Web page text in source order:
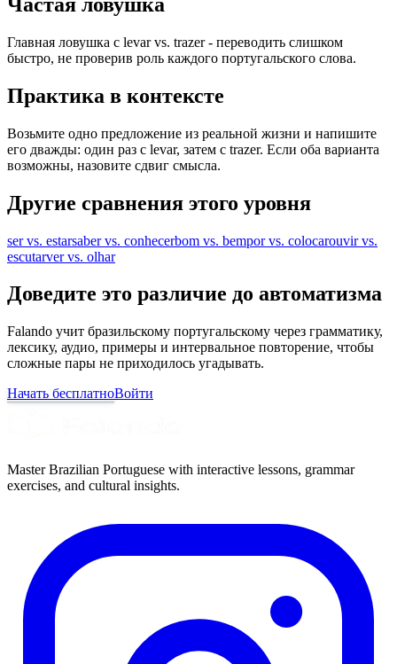
Главная ловушка с levar vs. trazer - переводить слишком
быстро, не проверив роль каждого португальского слова.
Практика в контексте
Возьмите одно предложение из реальной жизни и напишите
его дважды: один раз с levar, затем с trazer. Если оба варианта
возможны, назовите сдвиг смысла.
Другие сравнения этого уровня
ser vs. estarsaber vs. conhecerbom vs. bempor vs. colocarouvir vs.
escutarver vs. olhar
Доведите это различие до автоматизма
Falando учит бразильскому португальскому через грамматику,
лексику, аудио, примеры и интервальное повторение, чтобы
сложные пары не приходилось угадывать.
Начать бесплатноВойти
Master Brazilian Portuguese with interactive lessons, grammar
exercises, and cultural insights.